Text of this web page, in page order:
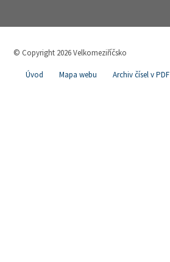
© Copyright 2026 Velkomeziříčsko
Úvod Mapa webu Archiv čísel v PDF